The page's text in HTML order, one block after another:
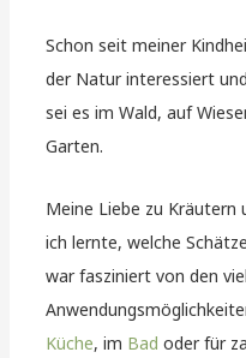
Schon seit meiner
der Natur interessiert
sei es im Wald, auf
Garten.
Meine Liebe zu Kräutern
ich lernte, welche
war fasziniert von den
Küche, im Bad oder für